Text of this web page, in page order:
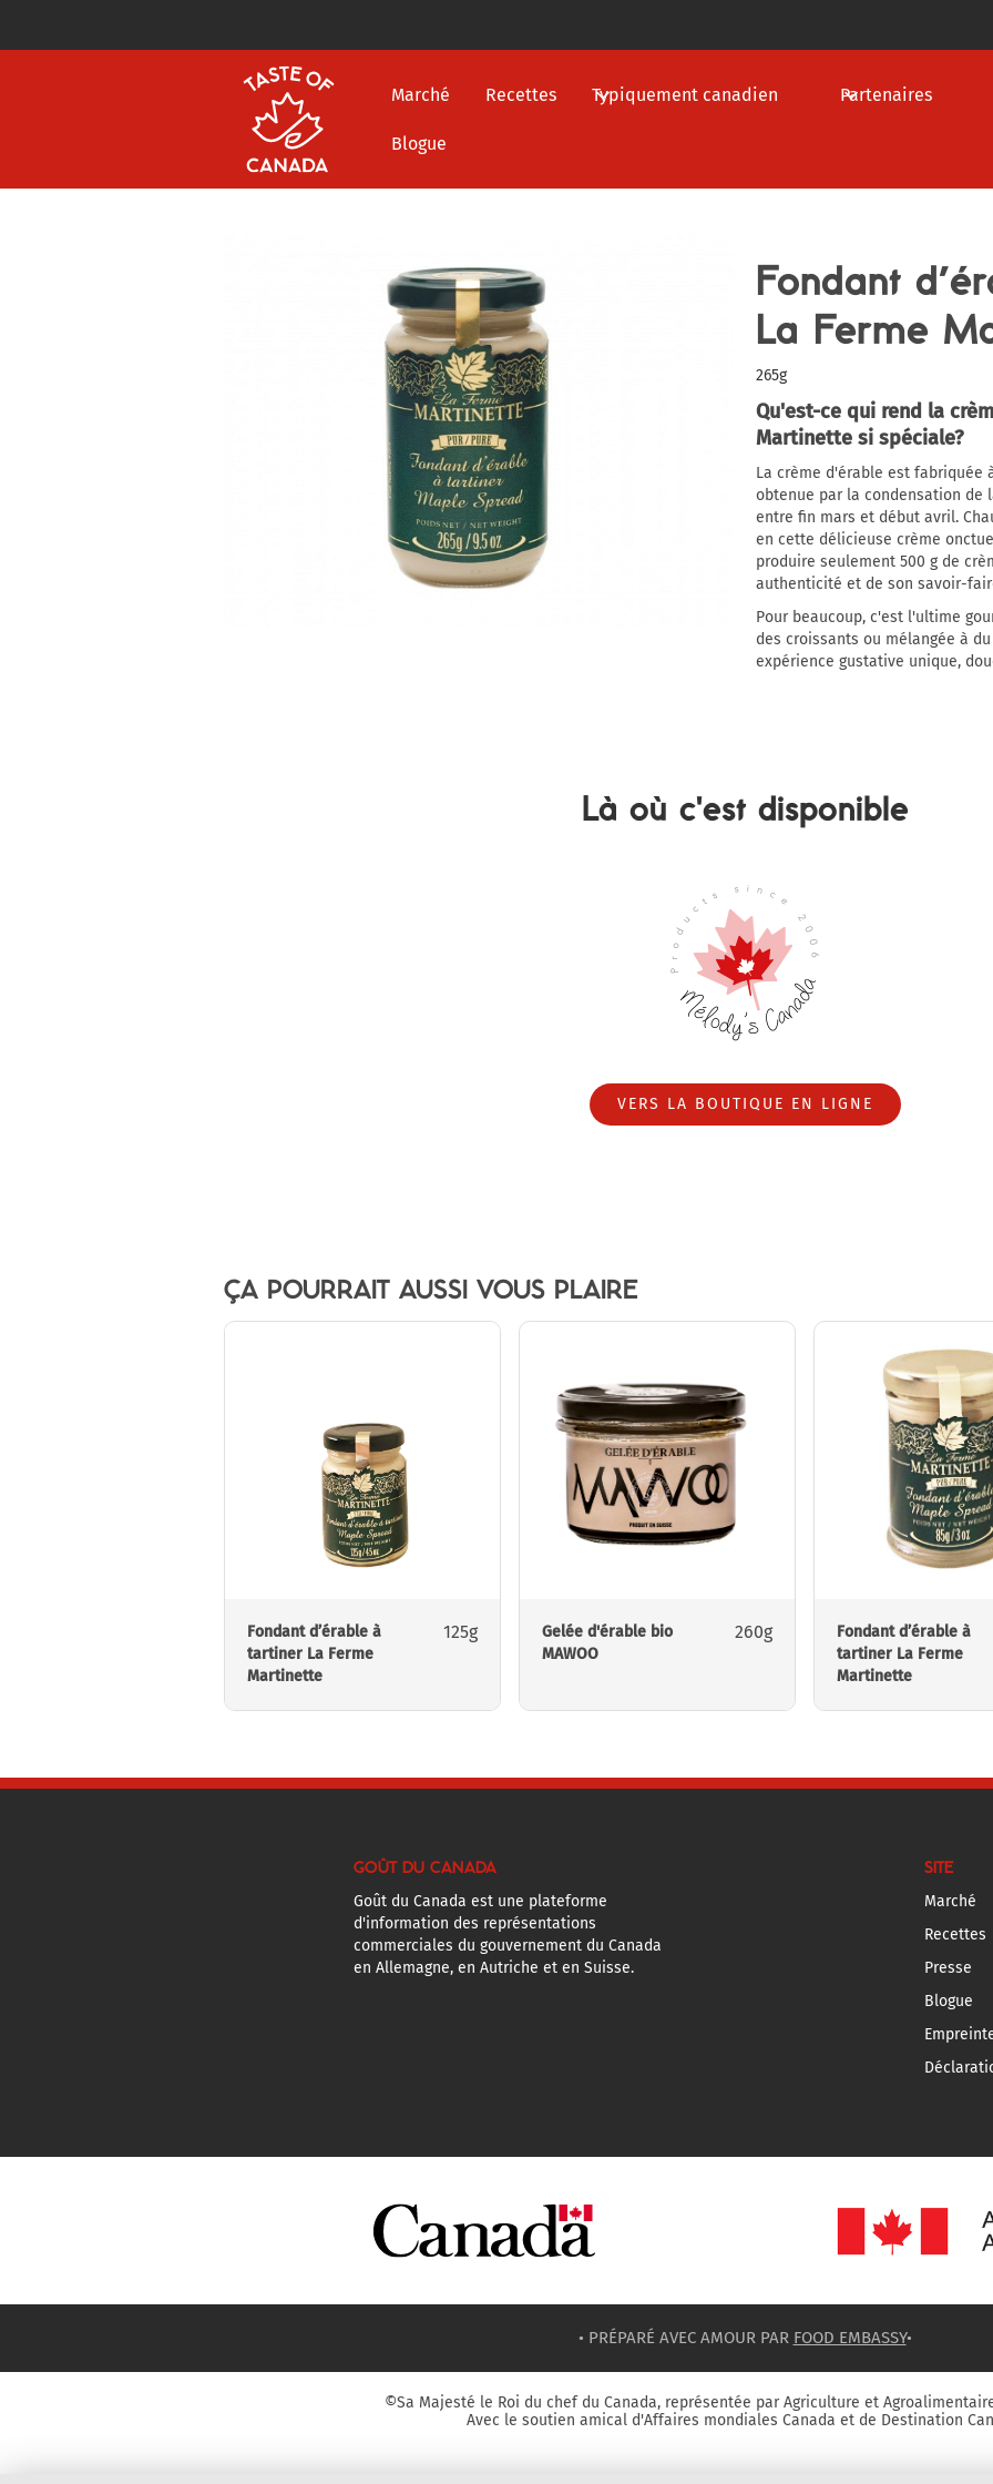
Marché Recettes Typiquement canadien Partenaires
Blogue
Fondant
La Ferme
265g
Qu'est-ce qui rend la
Martinette si spéciale?
La crème d'érable est fabriquée
obtenue par la condensation de
entre fin mars et début avril.
en cette délicieuse crème
produire seulement 500 g de
authenticité et de son savoir-
Pour beaucoup, c'est l'ultime
des croissants ou mélangée à
expérience gustative unique,
Là où c'est disponible
VERS LA BOUTIQUE EN LIGNE
ÇA POURRAIT AUSSI VOUS PLAIRE
Fondant d’érable à
tartiner La Ferme
Martinette
125g
Gelée d'érable bio
MAWOO
260g
Fondant d’érable à
tartiner La Ferme
Martinette
GOÛT DU CANADA
Goût du Canada est une plateforme
d'information des représentations
commerciales du gouvernement du Canada
en Allemagne, en Autriche et en Suisse.
SITE
Marché
Recettes
Presse
Blogue
• PRÉPARÉ AVEC AMOUR PAR FOOD EMBASSY•
©Sa Majesté le Roi du chef du Canada, représentée par Agriculture et
Avec le soutien amical d'Affaires mondiales Canada et de Destination